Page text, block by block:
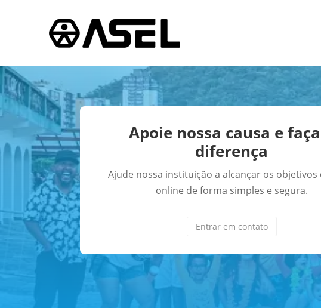
Apoie nossa causa e
diferença
Ajude nossa instituição a alcançar os objetivos
online de forma simples e segura.
Entrar em contato